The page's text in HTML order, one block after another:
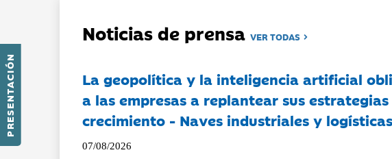
PRESENTACIÓN
Noticias de prensaVER TODAS
La geopolítica y la inteligencia artificial
a las empresas a replantear sus estrategias
crecimiento - Naves industriales y logísticas
07/08/2026